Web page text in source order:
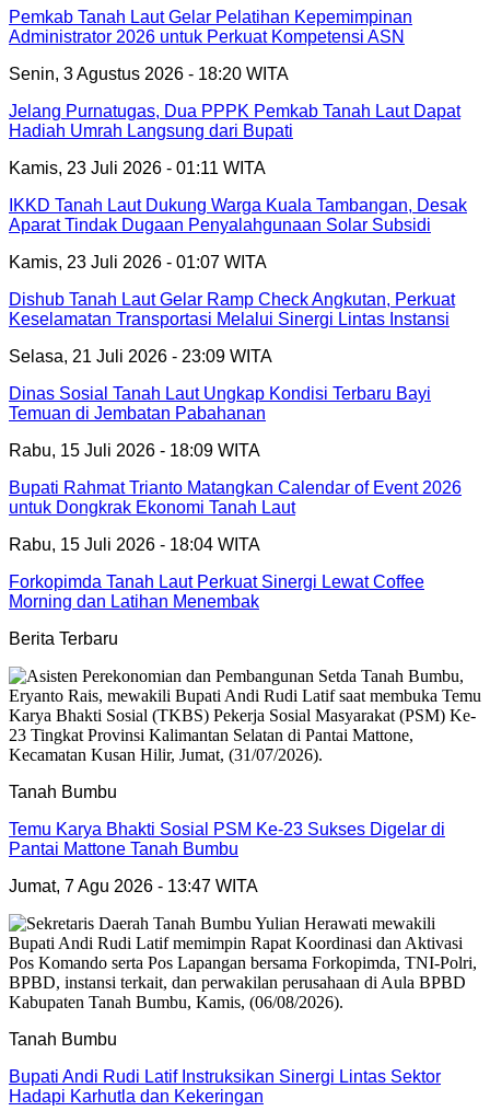
Pemkab Tanah Laut Gelar Pelatihan Kepemimpinan
Administrator 2026 untuk Perkuat Kompetensi ASN
Senin, 3 Agustus 2026 - 18:20 WITA
Jelang Purnatugas, Dua PPPK Pemkab Tanah Laut Dapat
Hadiah Umrah Langsung dari Bupati
Kamis, 23 Juli 2026 - 01:11 WITA
IKKD Tanah Laut Dukung Warga Kuala Tambangan, Desak
Aparat Tindak Dugaan Penyalahgunaan Solar Subsidi
Kamis, 23 Juli 2026 - 01:07 WITA
Dishub Tanah Laut Gelar Ramp Check Angkutan, Perkuat
Keselamatan Transportasi Melalui Sinergi Lintas Instansi
Selasa, 21 Juli 2026 - 23:09 WITA
Dinas Sosial Tanah Laut Ungkap Kondisi Terbaru Bayi
Temuan di Jembatan Pabahanan
Rabu, 15 Juli 2026 - 18:09 WITA
Bupati Rahmat Trianto Matangkan Calendar of Event 2026
untuk Dongkrak Ekonomi Tanah Laut
Rabu, 15 Juli 2026 - 18:04 WITA
Forkopimda Tanah Laut Perkuat Sinergi Lewat Coffee
Morning dan Latihan Menembak
Berita Terbaru
Tanah Bumbu
Temu Karya Bhakti Sosial PSM Ke-23 Sukses Digelar di
Pantai Mattone Tanah Bumbu
Jumat, 7 Agu 2026 - 13:47 WITA
Tanah Bumbu
Bupati Andi Rudi Latif Instruksikan Sinergi Lintas Sektor
Hadapi Karhutla dan Kekeringan